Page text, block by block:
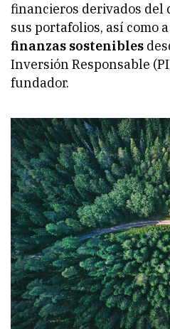
financieros derivados del
sus portafolios, así como
finanzas sostenibles
Inversión Responsable
fundador.